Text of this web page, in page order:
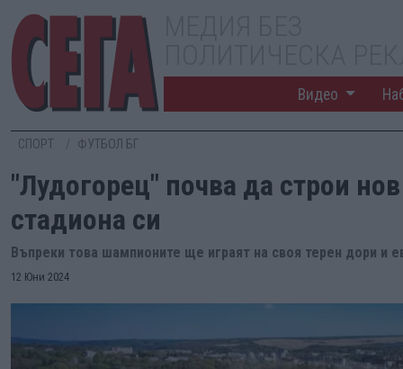
Видео
СПОРТ ФУТБОЛ БГ
"Лудогорец" почва да строи
стадиона си
Въпреки това шампионите ще играят на своя терен дори и
12 Юни 2024